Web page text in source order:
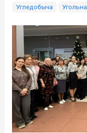
Угледобыча